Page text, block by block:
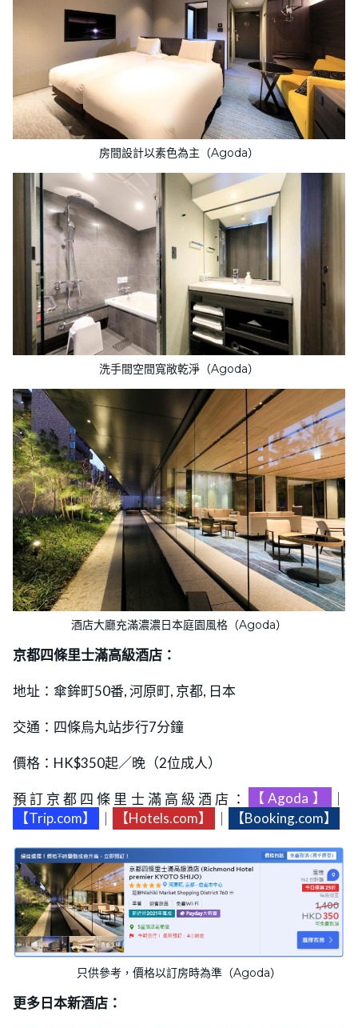
房間設計以素色為主（Agoda）
洗手間空間寬敞乾淨（Agoda）
酒店大廳充滿濃濃日本庭園風格（Agoda）
京都四條里士滿高級酒店：
地址：傘鉾町50番, 河原町, 京都, 日本
交通：四條烏丸站步行7分鐘
價格：HK$350起／晚（2位成人）
預訂京都四條里士滿高級酒店： 【Agoda】
【Trip.com】
【Hotels.com】 【Booking.com】
只供參考，價格以訂房時為準（Agoda）
更多日本新酒店：